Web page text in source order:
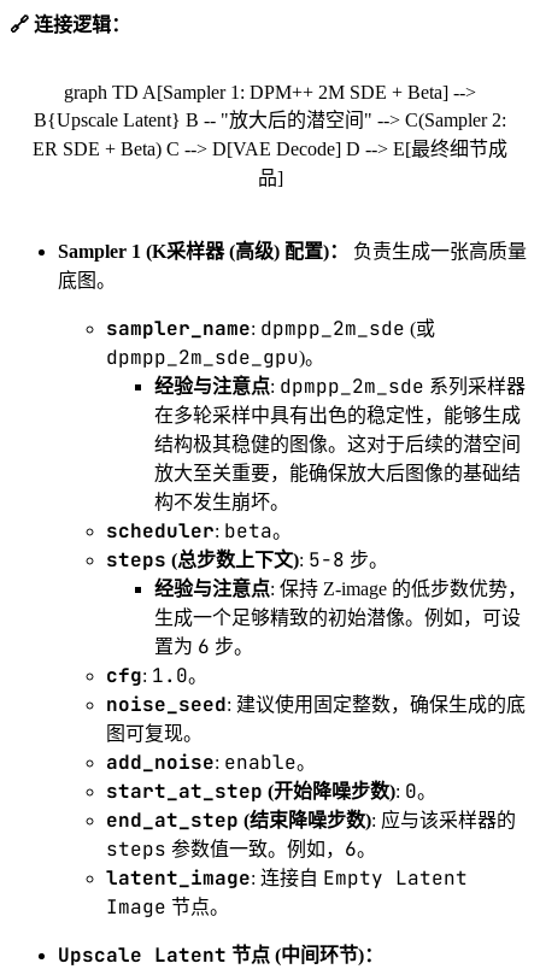
🔗 连接逻辑：
graph TD A[Sampler 1: DPM++ 2M SDE + Beta] -->
B{Upscale Latent} B -- "放大后的潜空间" --> C(Sampler 2:
ER SDE + Beta) C --> D[VAE Decode] D --> E[最终细节成
品]
Sampler 1 (K采样器 (高级) 配置)：
负责生成一张高质量
底图。
sampler_name: dpmpp_2m_sde (或
dpmpp_2m_sde_gpu)。
经验与注意点: dpmpp_2m_sde 系列采样器
在多轮采样中具有出色的稳定性，能够生成
结构极其稳健的图像。这对于后续的潜空间
放大至关重要，能确保放大后图像的基础结
构不发生崩坏。
scheduler: beta。
steps (总步数上下文): 5-8 步。
经验与注意点: 保持 Z-image 的低步数优势，
生成一个足够精致的初始潜像。例如，可设
置为 6 步。
cfg: 1.0。
noise_seed: 建议使用固定整数，确保生成的底
图可复现。
add_noise: enable。
start_at_step (开始降噪步数): 0。
end_at_step (结束降噪步数): 应与该采样器的
steps 参数值一致。例如， 6。
latent_image: 连接自 Empty Latent
Image 节点。
Upscale Latent 节点 (中间环节)：